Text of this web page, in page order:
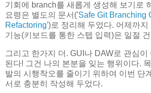
기회에 branch를 새롭게 생성해 보기로
요령은 별도의 문서('Safe Git Branching
Refactoring')로 정리해 두었다. 어제까지
기능(키보드를 통한 스텝 입력)은 일절
그리고 한가지 더. GUI나 DAW로 관심
된다! 그건 나의 본분을 잊는 행위이다.
발의 시행착오를 줄이기 위하여 이번 단
서로 충분히 작성해 두었다.